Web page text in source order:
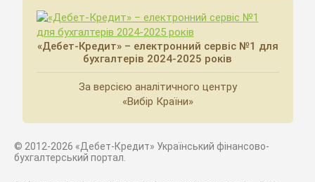
«Дебет-Кредит» – електронний сервіс №1 для
бухгалтерів 2024-2025 років
За версією аналітичного центру
«Вибір Країни»
© 2012-2026 «Дебет-Кредит» Український фінансово-
бухгалтерський портал.